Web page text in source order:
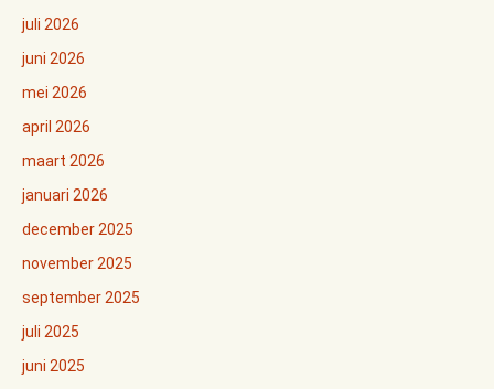
juli 2026
juni 2026
mei 2026
april 2026
maart 2026
januari 2026
december 2025
november 2025
september 2025
juli 2025
juni 2025